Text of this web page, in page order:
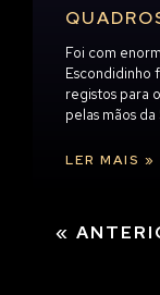
Foi com
Escondidinho
registos para
pelas mãos da
LER MAIS »
«